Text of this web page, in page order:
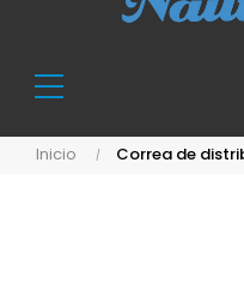
Inicio Correa de